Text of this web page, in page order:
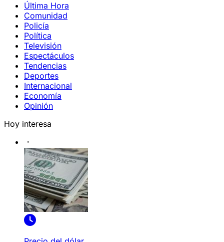
Última Hora
Comunidad
Policía
Política
Televisión
Espectáculos
Tendencias
Deportes
Internacional
Economía
Opinión
Hoy interesa